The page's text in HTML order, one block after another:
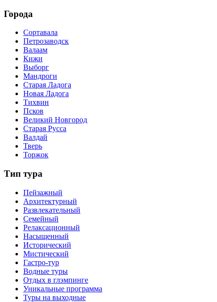
Города
Сортавала
Петрозаводск
Валаам
Кижи
Выборг
Мандроги
Старая Ладога
Новая Ладога
Тихвин
Псков
Великий Новгород
Старая Русса
Валдай
Тверь
Торжок
Тип тура
Пейзажный
Архитектурный
Развлекательный
Семейный
Релаксационный
Насыщенный
Исторический
Мистический
Гастро-тур
Водные туры
Отдых в глэмпинге
Уникальные программа
Туры на выходные